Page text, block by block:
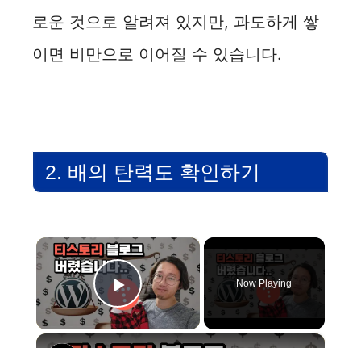
로운 것으로 알려져 있지만, 과도하게 쌓
이면 비만으로 이어질 수 있습니다.
2. 배의 탄력도 확인하기
×
Play Video
Now Playing
×